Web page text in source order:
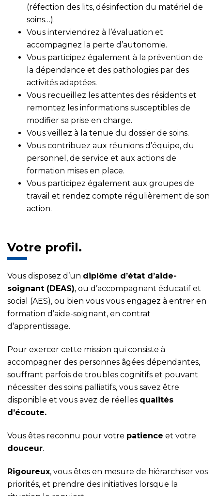
(réfection des lits, désinfection du matériel de
soins…).
Vous interviendrez à l’évaluation et
accompagnez la perte d’autonomie.
Vous participez également à la prévention de
la dépendance et des pathologies par des
activités adaptées.
Vous recueillez les attentes des résidents et
remontez les informations susceptibles de
modifier sa prise en charge.
Vous veillez à la tenue du dossier de soins.
Vous contribuez aux réunions d’équipe, du
personnel, de service et aux actions de
formation mises en place.
Vous participez également aux groupes de
travail et rendez compte régulièrement de son
action.
Votre profil.
Vous disposez d’un dipl ôme d’état d’aide-
soignant (DEAS), ou d’accompagnant éducatif et
social (AES), ou bien vous vous engagez à entrer en
formation d’aide-soignant, en contrat
d’apprentissage.
Pour exercer cette mission qui consiste à
accompagner des personnes âgées dépendantes,
souffrant parfois de troubles cognitifs et pouvant
nécessiter des soins palliatifs, vous savez être
disponible et vous avez de réelles qualités
d’écoute.
Vous êtes reconnu pour votre patience et votre
douceur.
Rigoureux, vous êtes en mesure de hiérarchiser vos
priorités, et prendre des initiatives lorsque la